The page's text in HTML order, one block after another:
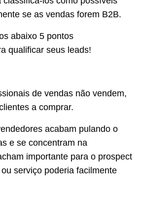
se as vendas forem B2B.
abaixo 5 pontos
qualificar seus leads!
de vendas não vendem,
a comprar.
acabam pulando o
e se concentram na
importante para o prospect
serviço poderia facilmente